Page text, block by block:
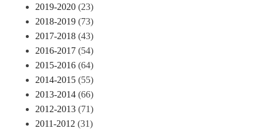
2019-2020 (23)
2018-2019 (73)
2017-2018 (43)
2016-2017 (54)
2015-2016 (64)
2014-2015 (55)
2013-2014 (66)
2012-2013 (71)
2011-2012 (31)